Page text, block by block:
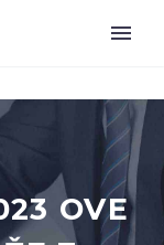
OVE